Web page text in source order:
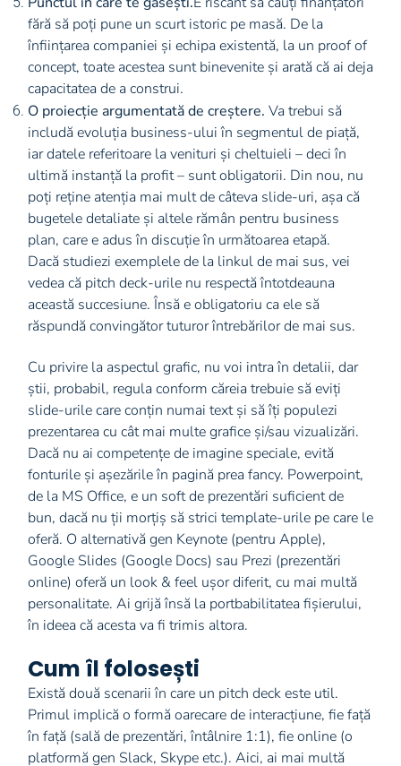
fără să poți pune un scurt istoric pe masă. De la
înființarea companiei și echipa existentă, la un proof of
concept, toate acestea sunt binevenite și arată că ai deja
capacitatea de a construi.
O proiecție argumentată de creștere. Va trebui să
includă evoluția business-ului în segmentul de piață,
iar datele referitoare la venituri și cheltuieli – deci în
ultimă instanță la profit – sunt obligatorii. Din nou, nu
poți reține atenția mai mult de câteva slide-uri, așa că
bugetele detaliate și altele rămân pentru business
plan, care e adus în discuție în următoarea etapă.
Dacă studiezi exemplele de la linkul de mai sus, vei
vedea că pitch deck-urile nu respectă întotdeauna
această succesiune. Însă e obligatoriu ca ele să
răspundă convingător tuturor întrebărilor de mai sus.
Cu privire la aspectul grafic, nu voi intra în detalii, dar
știi, probabil, regula conform căreia trebuie să eviți
slide-urile care conțin numai text și să îți populezi
prezentarea cu cât mai multe grafice și/sau vizualizări.
Dacă nu ai competențe de imagine speciale, evită
fonturile și așezările în pagină prea fancy. Powerpoint,
de la MS Office, e un soft de prezentări suficient de
bun, dacă nu ții morțiș să strici template-urile pe care le
oferă. O alternativă gen Keynote (pentru Apple),
Google Slides (Google Docs) sau Prezi (prezentări
online) oferă un look & feel ușor diferit, cu mai multă
personalitate. Ai grijă însă la portbabilitatea fișierului,
în ideea că acesta va fi trimis altora.
Cum îl folosești
Există două scenarii în care un pitch deck este util.
Primul implică o formă oarecare de interacțiune, fie față
în față (sală de prezentări, întâlnire 1:1), fie online (o
platformă gen Slack, Skype etc.). Aici, ai mai multă